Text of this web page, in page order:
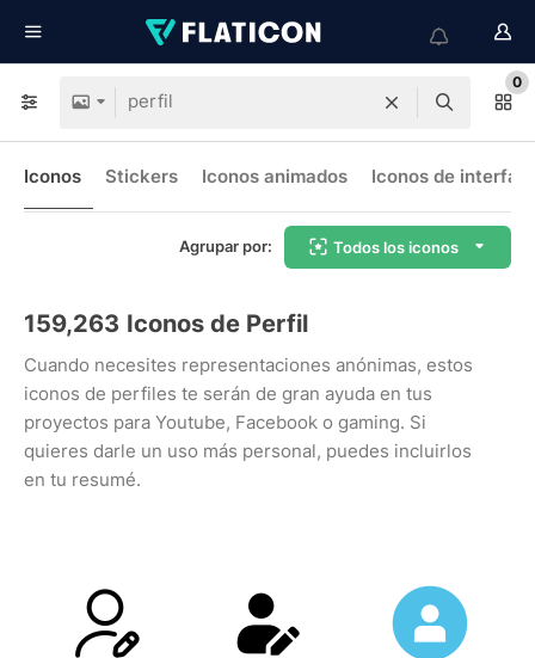
0
Iconos Stickers Iconos animados Iconos de interfaz
Agrupar por: Todos los iconos
159,263 Iconos de Perfil
Cuando necesites representaciones anónimas, estos
iconos de perfiles te serán de gran ayuda en tus
proyectos para Youtube, Facebook o gaming. Si
quieres darle un uso más personal, puedes incluirlos
en tu resumé.